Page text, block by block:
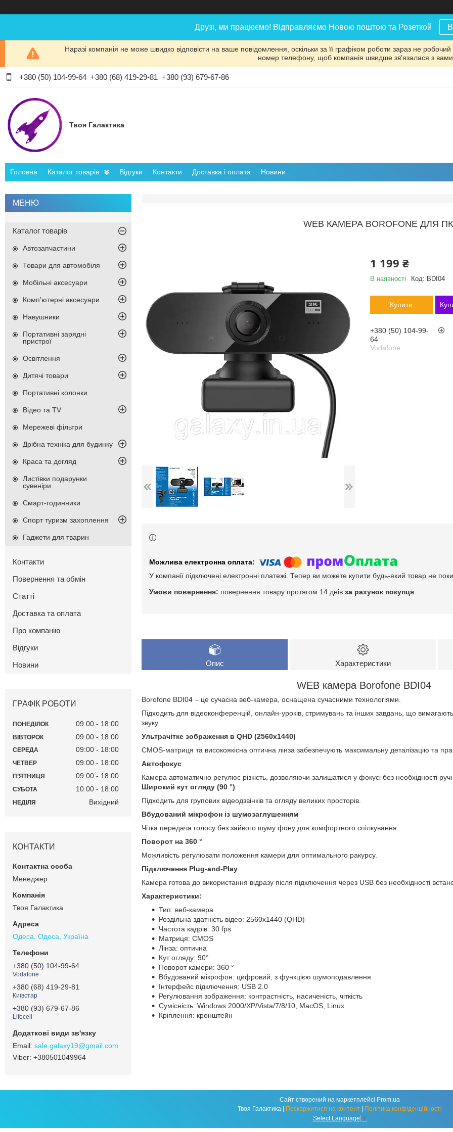
Друзі, ми працюємо! Відправляємо Новою поштою та Розеткой
Наразі компанія не може швидко відповісти на ваше повідомлення, оскільки за її графіком роботи зараз не
номер телефону, щоб компанія швидше зв'язалася з вами.
+380 (50) 104-99-64 +380 (68) 419-29-81 +380 (93) 679-67-86
Твоя Галактика
Головна Каталог товарів Відгуки Контакти Доставка і оплата Новини
WEB КАМЕРА BOROFONE ДЛЯ ПК
1 199 ₴
В наявності Код: BDI04
Купити
+380 (50) 104-99-
64
Vodafone
У компанії підключені електронні платежі. Тепер ви можете купити будь-який товар не
повернення товару протягом 14 днів за рахунок покупця
Опис Характеристики
WEB камера Borofone BDI04
Borofone BDI04 – це сучасна веб-камера, оснащена сучасними технологіями.
Підходить для відеоконференцій, онлайн-уроків, стримувань та інших завдань, що вимагають
звуку.
Ультрачітке зображення в QHD (2560x1440)
CMOS-матриця та високоякісна оптична лінза забезпечують максимальну деталізацію та
Автофокус
Камера автоматично регулює різкість, дозволяючи залишатися у фокусі без необхідності
Широкий кут огляду (90 °)
Підходить для групових відеодзвінків та огляду великих просторів.
Вбудований мікрофон із шумозаглушенням
Чітка передача голосу без зайвого шуму фону для комфортного спілкування.
Поворот на 360 °
Можливість регулювати положення камери для оптимального ракурсу.
Підключення Plug-and-Play
Камера готова до використання відразу після підключення через USB без необхідності
Характеристики:
Тип: веб-камера
Роздільна здатність відео: 2560x1440 (QHD)
Частота кадрів: 30 fps
Матриця: CMOS
Лінза: оптична
Кут огляду: 90°
Поворот камери: 360 °
Вбудований мікрофон: цифровий, з функцією шумоподавлення
Інтерфейс підключення: USB 2.0
Регулювання зображення: контрастність, насиченість, чіткість
Сумісність: Windows 2000/XP/Vista/7/8/10, MacOS, Linux
Кріплення: кронштейн
Каталог товарів
Автозапчастини
Товари для автомобіля
Мобільні аксесуари
Комп'ютерні аксесуари
Навушники
Портативні зарядні
пристрої
Освітлення
Дитячі товари
Портативні колонки
Відео та TV
Мережеві фільтри
Дрібна техніка для будинку
Краса та догляд
Листівки подарунки
сувеніри
Смарт-годинники
Спорт туризм захоплення
Гаджети для тварин
Контакти
Повернення та обмін
Статті
Доставка та оплата
Про компанію
Відгуки
Новини
ГРАФІК РОБОТИ
ПОНЕДІЛОК 09:00 18:00
ВІВТОРОК 09:00 18:00
СЕРЕДА 09:00 18:00
ЧЕТВЕР 09:00 18:00
ПʼЯТНИЦЯ 09:00 18:00
СУБОТА 10:00 18:00
НЕДІЛЯ Вихідний
КОНТАКТИ
Менеджер
Твоя Галактика
Одеса, Одеса, Україна
+380 (50) 104-99-64
Vodafone
+380 (68) 419-29-81
Київстар
+380 (93) 679-67-86
Lifecell
sale.galaxy19@gmail.com
+380501049964
Сайт створений на маркетплейсі Prom.ua
Поскаржитися на контент
Політика конфіденційності
Select Language ▼